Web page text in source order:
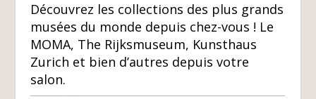
Découvrez les collections des plus grands
musées du monde depuis chez-vous ! Le
MOMA, The Rijksmuseum, Kunsthaus
Zurich et bien d’autres depuis votre
salon.